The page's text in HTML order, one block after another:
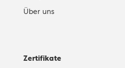
Über uns
Zertifikate